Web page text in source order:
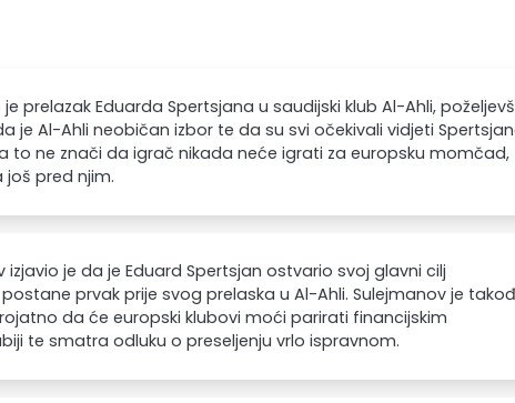
prelazak Eduarda Spertsjana u saudijski klub Al-Ahli,
je Al-Ahli neobičan izbor te da su svi očekivali vidjeti
to ne znači da igrač nikada neće igrati za europsku momčad,
još pred njim.
je da je Eduard Spertsjan ostvario svoj glavni cilj
prvak prije svog prelaska u Al-Ahli. Sulejmanov je
da će europski klubovi moći parirati financijskim
te smatra odluku o preseljenju vrlo ispravnom.